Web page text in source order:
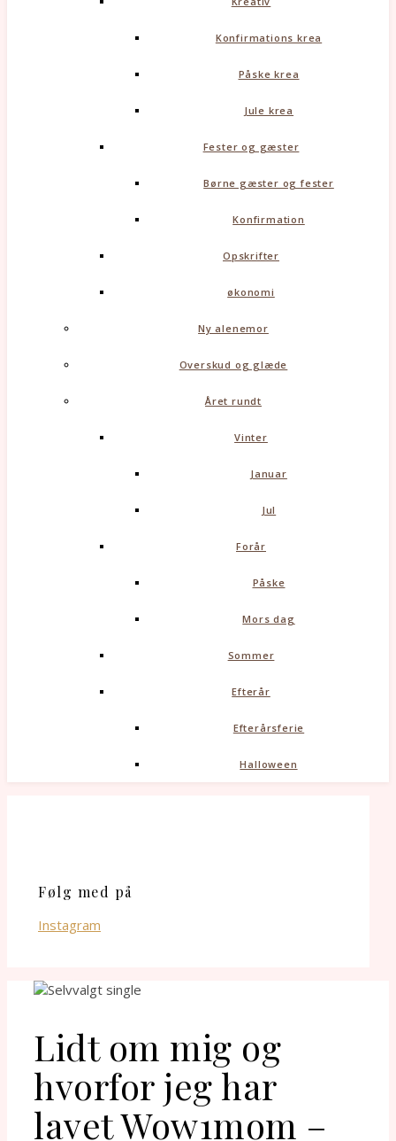
Konfirmations krea
Påske krea
Jule krea
Fester og gæster
Børne gæster og fester
Konfirmation
Opskrifter
økonomi
Ny alenemor
Overskud og glæde
Året rundt
Vinter
Januar
Jul
Forår
Påske
Mors dag
Sommer
Efterår
Efterårsferie
Halloween
Følg med på
Instagram
Lidt om mig og
hvorfor jeg har
lavet Wow1mom –